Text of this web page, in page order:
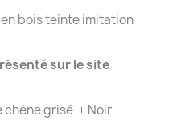
bois teinte imitation
sur le site
chêne grisé + Noir